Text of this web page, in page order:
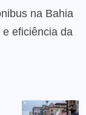
na Bahia
eficiência da